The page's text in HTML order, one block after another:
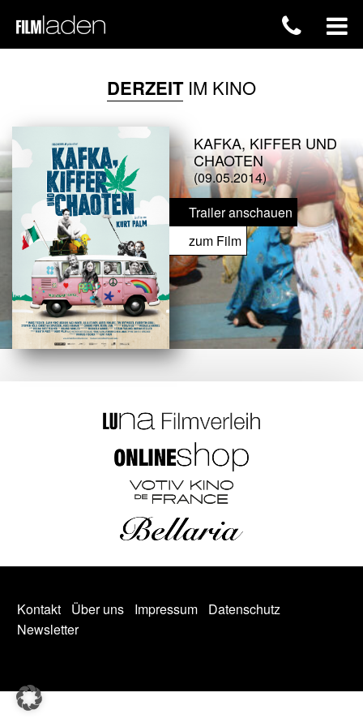
DERZEITIM KINO
KAFKA, KIFFER UND
CHAOTEN
(09.05.2014)
Trailer anschauen
zum Film
Kontakt Über uns Impressum
Datenschutz
Newsletter